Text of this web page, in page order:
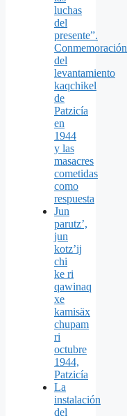
luchas
del
presente”.
Conmemoración
del
levantamiento
kaqchikel
de
Patzicía
en
1944
y las
masacres
cometidas
como
respuesta
Jun
parutz’,
jun
kotz’ij
chi
ke ri
qawinaq
xe
kamisäx
chupam
ri
octubre
1944,
Patzicía
La
instalación
del